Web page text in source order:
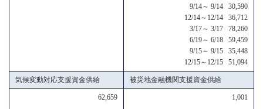
9/14～ 9/14 30,590
12/14～12/14 36,712
3/17～ 3/17 78,260
6/19～ 6/18 59,459
9/15～ 9/15 35,448
12/15～12/15 51,094
気候変動対応支援資金供給 被災地金融機関支援資金供給
62,659 1,001